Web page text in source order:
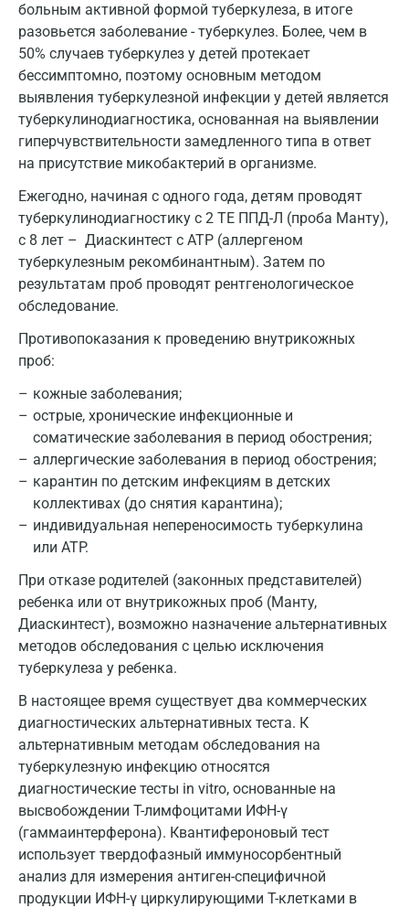
больным активной формой туберкулеза, в итоге
разовьется заболевание - туберкулез. Более, чем в
50% случаев туберкулез у детей протекает
бессимптомно, поэтому основным методом
выявления туберкулезной инфекции у детей является
туберкулинодиагностика, основанная на выявлении
гиперчувствительности замедленного типа в ответ
на присутствие микобактерий в организме.
Ежегодно, начиная с одного года, детям проводят
туберкулинодиагностику с 2 ТЕ ППД-Л (проба Манту),
с 8 лет – Диаскинтест с АТР (аллергеном
туберкулезным рекомбинантным). Затем по
результатам проб проводят рентгенологическое
обследование.
Противопоказания к проведению внутрикожных
проб:
кожные заболевания;
острые, хронические инфекционные и
соматические заболевания в период обострения;
аллергические заболевания в период обострения;
карантин по детским инфекциям в детских
коллективах (до снятия карантина);
индивидуальная непереносимость туберкулина
или АТР.
При отказе родителей (законных представителей)
ребенка или от внутрикожных проб (Манту,
Диаскинтест), возможно назначение альтернативных
методов обследования с целью исключения
туберкулеза у ребенка.
В настоящее время существует два коммерческих
диагностических альтернативных теста. К
альтернативным методам обследования на
туберкулезную инфекцию относятся
диагностические тесты in vitro, основанные на
высвобождении Т-лимфоцитами ИФН-γ
(гаммаинтерферона). Квантифероновый тест
использует твердофазный иммуносорбентный
анализ для измерения антиген-специфичной
продукции ИФН-γ циркулирующими Т-клетками в
Москва
Санкт-Петербург
Нижний Новгород
Казань
Альметьевск
Астрахань
Балашиха
Брянск
Великий Новгород
Видное
Владимир
Волжский
Вологда
Всеволожск
Гатчина